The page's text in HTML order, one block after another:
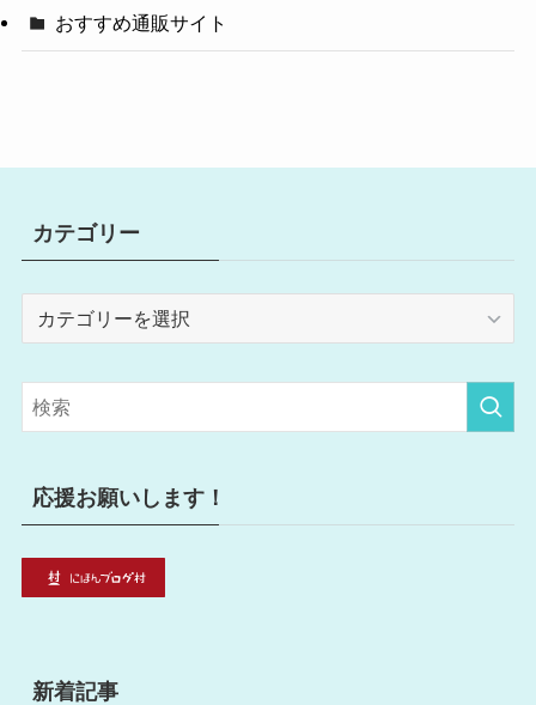
おすすめ通販サイト
カテゴリー
リ
ー
応援お願いします！
新着記事